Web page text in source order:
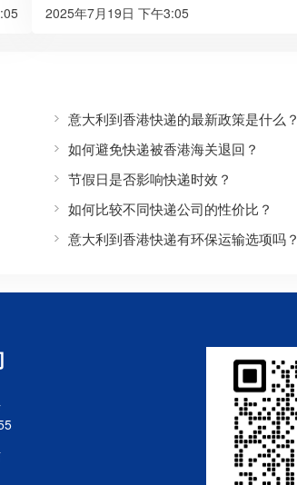
2025年7月19日 下午3:05
意大利到香港快递的最新政策是什么？
如何避免快递被香港海关退回？
节假日是否影响快递时效？
如何比较不同快递公司的性价比？
意大利到香港快递有环保运输选项吗？